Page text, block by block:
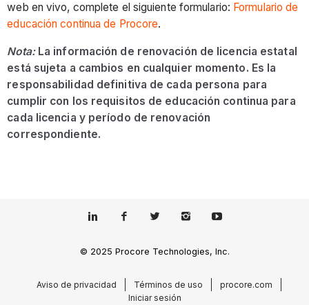
web en vivo, complete el siguiente formulario: Formulario de
educación continua de Procore.
Nota:La información de renovación de licencia estatal
está sujeta a cambios en cualquier momento. Es la
responsabilidad definitiva de cada persona para
cumplir con los requisitos de educación continua para
cada licencia y período de renovación
correspondiente.
© 2025 Procore Technologies, Inc.
Aviso de privacidad Términos de uso
procore.com
Iniciar sesión